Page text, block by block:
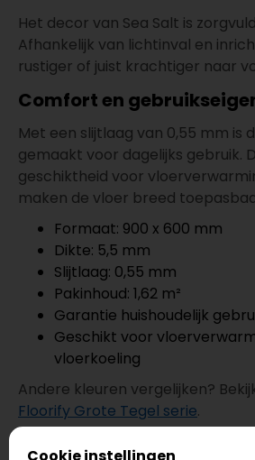
Het decor van Sea Salt is
Afhankelijk van lichtinval en
rustiger of juist krachtiger naar
Comfort en
Met een slijtlaag van 0,55 mm is
gemaakt voor dagelijks gebruik.
geschiktheid voor
maken de vloer breed
Formaat: 900 x 600 mm
Dikte: 5,5 mm
Slijtlaag: 0,55 mm
Pakinhoud: 1,62 m²
Garantie huishoudelijk
Geschikt voor
vloerkoeling
Andere kleuren vergelijken?
Floorify Grote Tegel serie.
De juiste basis onder